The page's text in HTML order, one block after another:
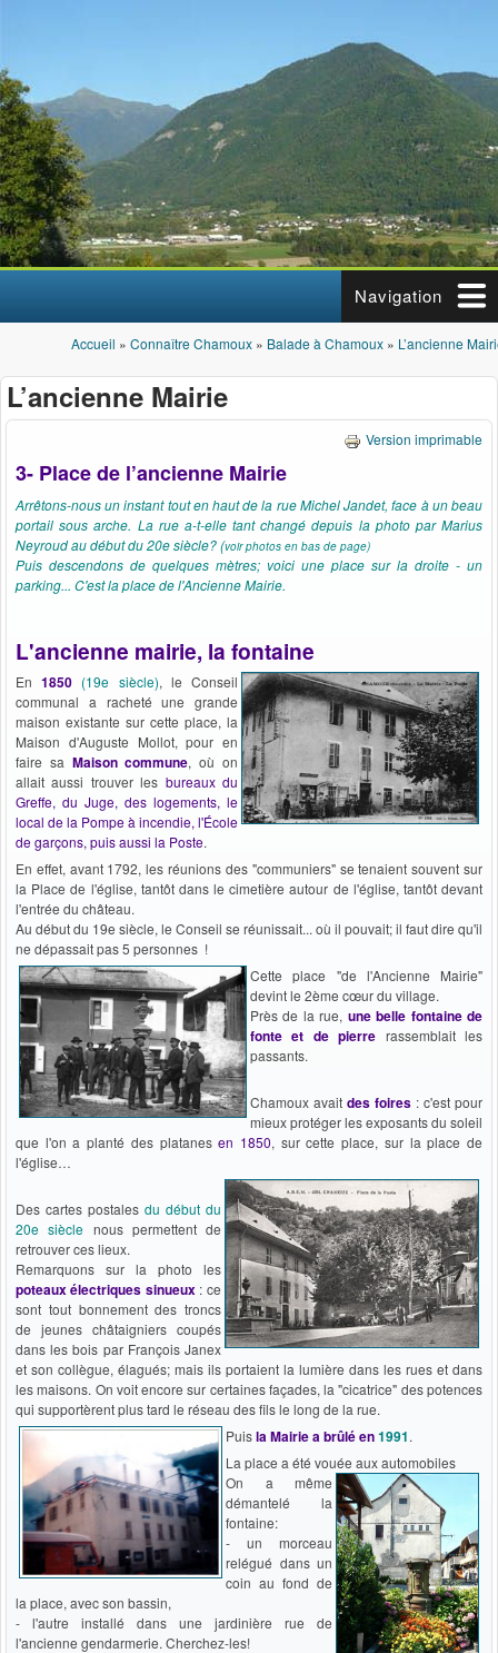
Navigation
Vous êtes ici
Accueil » Connaître Chamoux » Balade à Chamoux » L’ancienne
L’ancienne Mairie
Version imprimable
3- Place de l’ancienne Mairie
Arrêtons-nous un instant tout en haut de la rue Michel Jandet, face à un beau
portail sous arche. La rue a-t-elle tant changé depuis la photo par Marius
Neyroud au début du 20e siècle? (voir photos en bas de page)
Puis descendons de quelques mètres; voici une place sur la droite - un
parking... C'est la place de l'Ancienne Mairie.
L'ancienne mairie, la fontaine
En1850 (19e siècle), le Conseil
communal a racheté une grande
maison existante sur cette place, la
Maison d'Auguste Mollot, pour en
faire sa Maison commune, où on
allait aussi trouver les bureaux du
Greffe, du Juge, des logements, le
local de la Pompe à incendie, l'École
de garçons, puis aussi la Poste.
En effet, avant 1792, les réunions des "communiers" se tenaient souvent sur
la Place de l'église, tantôt dans le cimetière autour de l'église, tantôt devant
l'entrée du château.
Au début du 19e siècle, le Conseil se réunissait... où il pouvait; il faut dire qu'il
ne dépassait pas 5 personnes !
Cette place "de l'Ancienne Mairie"
devint le 2ème cœur du village.
Près de la rue, une belle fontaine de
fonte et de pierre rassemblait les
passants.
Chamoux avait des foires : c'est pour
mieux protéger les exposants du soleil
que l'on a planté des platanesen 1850, sur cette place, sur la place de
l'église…
Des cartes postales du début du
20e siècle nous permettent de
retrouver ces lieux.
Remarquons sur la photo les
poteaux électriques sinueux : ce
sont tout bonnement des troncs
de jeunes châtaigniers coupés
dans les bois par François Janex
et son collègue, élagués; mais ils portaient la lumière dans les rues et dans
les maisons. On voit encore sur certaines façades, la "cicatrice" des potences
qui supportèrent plus tard le réseau des fils le long de la rue.
Puisla Mairie a brûlé en1991.
La place a été vouée aux automobiles
On a même
démantelé la
fontaine:
- un morceau
relégué dans un
coin au fond de
la place, avec son bassin,
- l'autre installé dans une jardinière rue de
l'ancienne gendarmerie. Cherchez-les!